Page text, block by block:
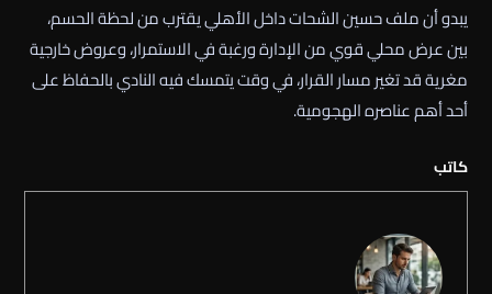
يبدو أن ملف حسين الشحات داخل الأهلي يقترب من لحظة الحسم،
بين عرض محلي قوي من الإدارة ورغبة في الاستمرار، وعروض خارجية
مغرية قد تغير مسار القرار، في وقت يتمسك فيه النادي بالحفاظ على
أحد أهم عناصره الهجومية.
كاتب